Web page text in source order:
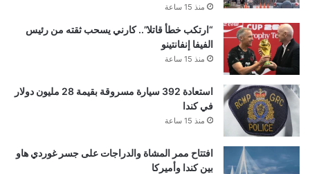
منذ 15 ساعة
“ارتكب خطأ قاتلا”.. كارني يسحب ثقته من رئيس
الفيفا إنفانتينو
منذ 15 ساعة
استعادة 392 سيارة مسروقة بقيمة 28 مليون دولار
في كندا
منذ 15 ساعة
افتتاح ممر المشاة والدراجات على جسر غوردي هاو
بين كندا وأميركا